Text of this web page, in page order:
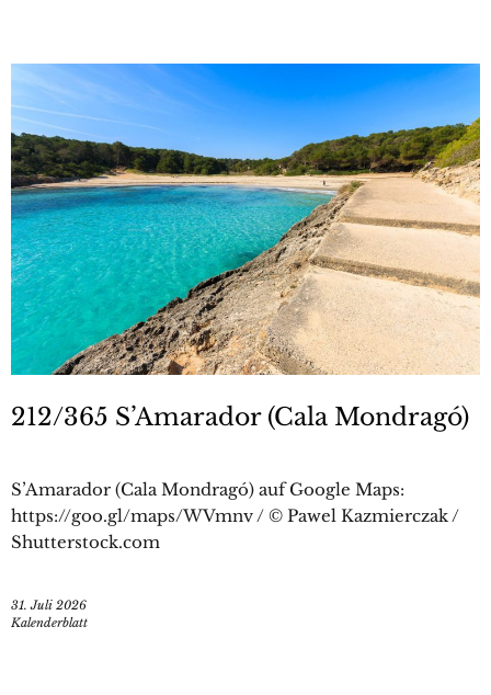
212/365 S’Amarador (Cala Mondragó)
S’Amarador (Cala Mondragó) auf Google Maps:
https://goo.gl/maps/WVmnv / © Pawel Kazmierczak /
Shutterstock.com
31. Juli 2026
Kalenderblatt